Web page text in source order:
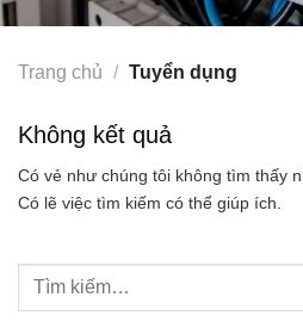
Trang chủ / Tuyển dụng
Không kết quả
Có vẻ như chúng tôi không tìm thấy
Có lẽ việc tìm kiếm có thể giúp ích.